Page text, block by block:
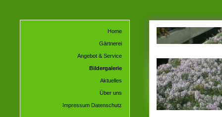
Home
Gärtnerei
Angebot & Service
Bildergalerie
Aktuelles
Über uns
Impressum Datenschutz